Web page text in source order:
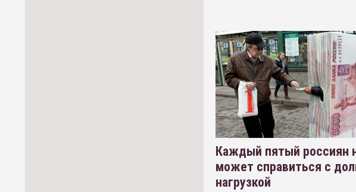
Каждый пятый россиян
может справиться с
нагрузкой